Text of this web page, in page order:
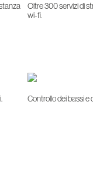
Oltre 300 servizi di
wi-fi.
Controllo dei bassi e